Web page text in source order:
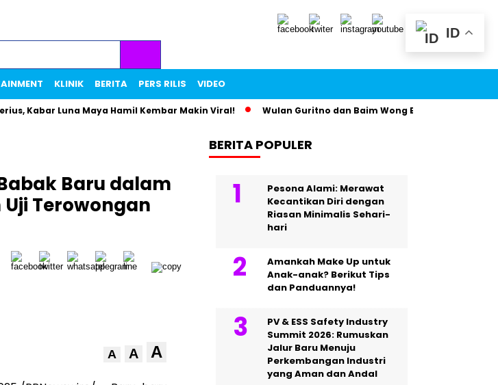
KLINIK BERITA PERS RILIS VIDEO
Luna Maya Hamil Kembar Makin Viral! Wulan Guritno dan Baim Wong Bikin Heboh Lewat Foto
Baru dalam
Terowongan
A A A
BERITA POPULER
Pesona Alami: Merawat
Kecantikan Diri dengan
Riasan Minimalis Sehari-
hari
Amankah Make Up untuk
Anak-anak? Berikut Tips
dan Panduannya!
PV & ESS Safety Industry
Summit 2026: Rumuskan
Jalur Baru Menuju
Perkembangan Industri
yang Aman dan Andal
ID